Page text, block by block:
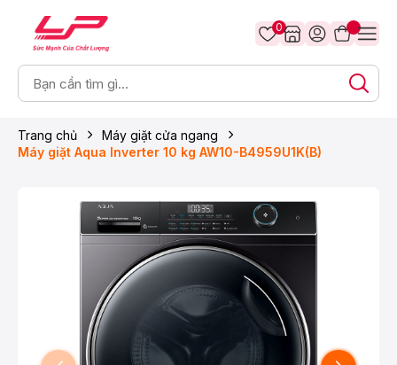
0
Trang chủ
Máy giặt cửa ngang
Máy giặt Aqua Inverter 10 kg AW10-B4959U1K(B)